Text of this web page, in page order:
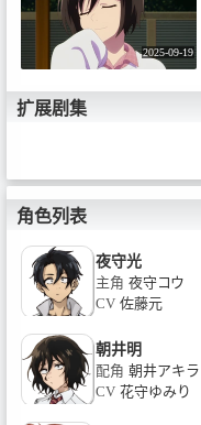
2025-09-19
扩展剧集
角色列表
夜守光
主角 夜守コウ
CV 佐藤元
朝井明
配角 朝井アキラ
CV 花守ゆみり